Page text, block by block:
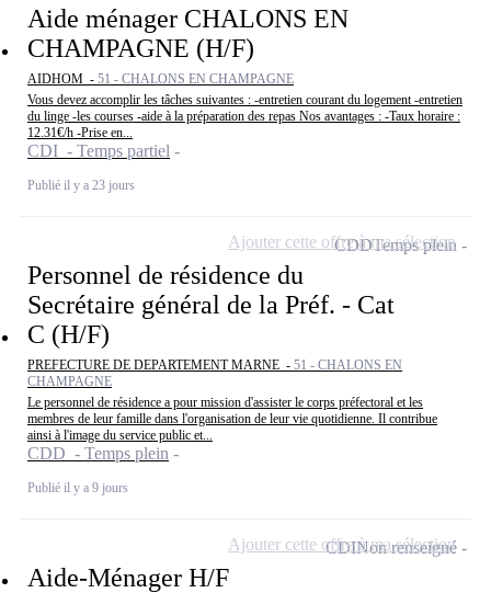
Aide ménager CHALONS EN
CHAMPAGNE (H/F)
AIDHOM - 51 - CHALONS EN CHAMPAGNE
Vous devez accomplir les tâches suivantes : -entretien courant du logement -entretien
du linge -les courses -aide à la préparation des repas Nos avantages : -Taux horaire :
12.31€/h -Prise en...
CDI - Temps partiel
Publié il y a 23 jours
Personnel de résidence du
Secrétaire général de la Préf. - Cat
C (H/F)
PREFECTURE DE DEPARTEMENT MARNE - 51 - CHALONS EN
CHAMPAGNE
Le personnel de résidence a pour mission d'assister le corps préfectoral et les
membres de leur famille dans l'organisation de leur vie quotidienne. Il contribue
ainsi à l'image du service public et...
CDD - Temps plein
Publié il y a 9 jours
CDDTemps plein
Ajouter cette offre à ma sélection
Aide-Ménager H/F
CDINon renseigné
Ajouter cette offre à ma sélection